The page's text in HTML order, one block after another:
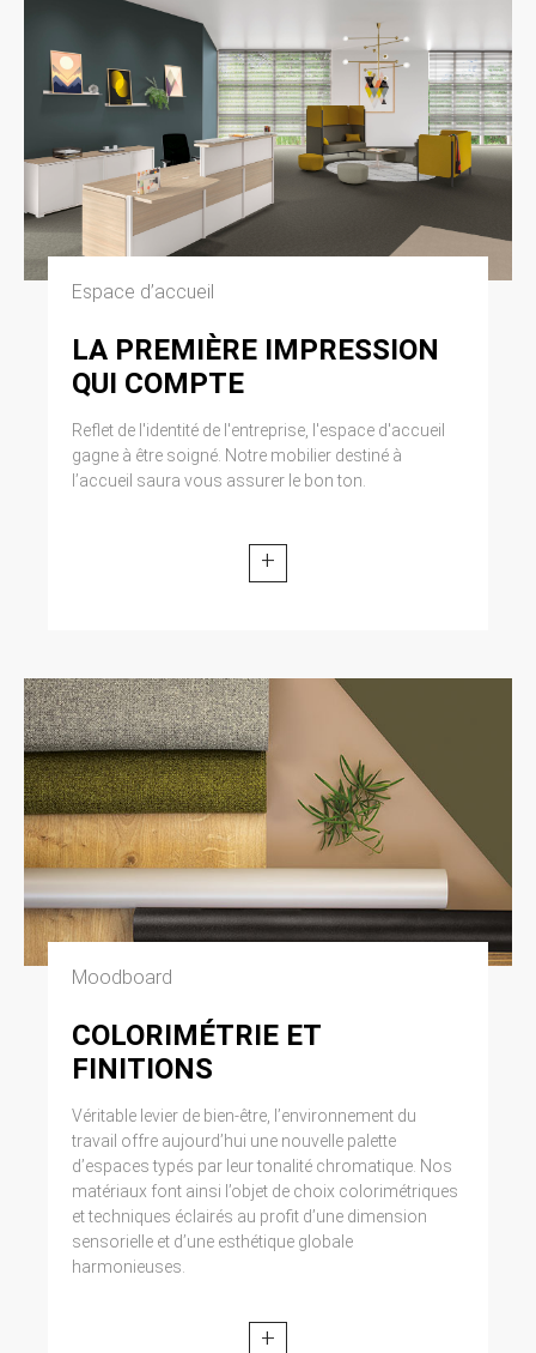
Espace d’accueil
LA PREMIÈRE IMPRESSION
QUI COMPTE
Reflet de l'identité de l'entreprise, l'espace d'accueil
gagne à être soigné. Notre mobilier destiné à
l’accueil saura vous assurer le bon ton.
+
Moodboard
COLORIMÉTRIE ET
FINITIONS
Véritable levier de bien-être, l’environnement du
travail offre aujourd’hui une nouvelle palette
d’espaces typés par leur tonalité chromatique. Nos
matériaux font ainsi l’objet de choix colorimétriques
et techniques éclairés au profit d’une dimension
sensorielle et d’une esthétique globale
harmonieuses.
+